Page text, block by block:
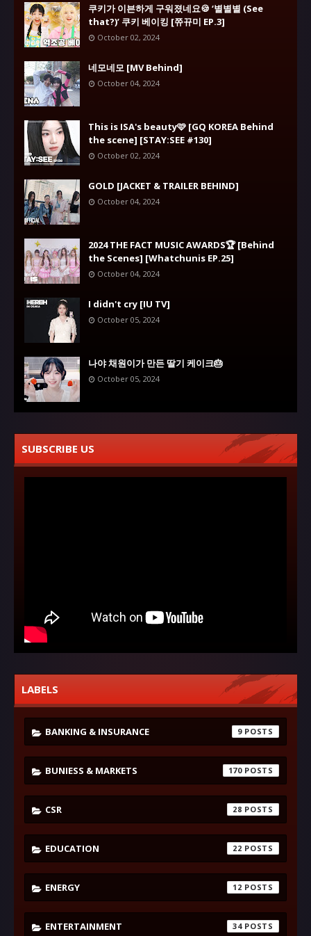
쿠키가 이븐하게 구워졌네요🍪 ‘별별별 (See
that?)’ 쿠키 베이킹 [쮸뀨미 EP.3]
October 02, 2024
네모네모 [MV Behind]
October 04, 2024
This is ISA's beauty🩷 [GQ KOREA Behind
the scene] [STAY:SEE #130]
October 02, 2024
GOLD [JACKET & TRAILER BEHIND]
October 04, 2024
2024 THE FACT MUSIC AWARDS🏆 [Behind
the Scenes] [Whatchunis EP.25]
October 04, 2024
I didn't cry [IU TV]
October 05, 2024
나야 채원이가 만든 딸기 케이크🎂
October 05, 2024
SUBSCRIBE US
LABELS
BANKING & INSURANCE 9
BUNIESS & MARKETS 170
CSR 28
EDUCATION 22
ENERGY 12
ENTERTAINMENT 34